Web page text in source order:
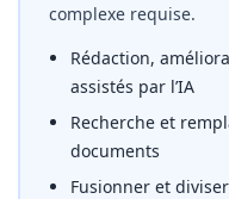
complexe requise.
Rédaction,
assistés par l’IA
Recherche et
documents
Fusionner et